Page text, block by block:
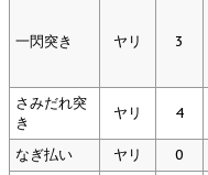
一閃突き ヤリ 3
さみだれ突
き
ヤリ 4
なぎ払い ヤリ 0